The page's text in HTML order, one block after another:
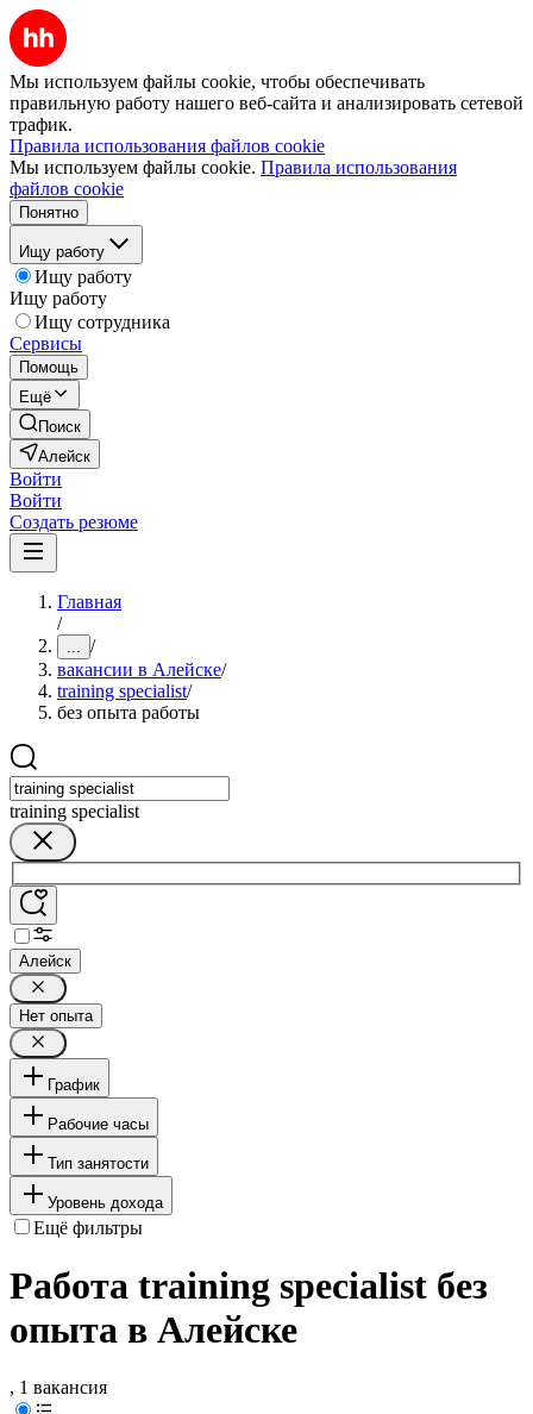
Мы используем файлы cookie, чтобы обеспечивать
правильную работу нашего веб-сайта и анализировать сетевой
трафик.
Правила использования файлов cookie
Мы используем файлы cookie. Правила использования
файлов cookie
Понятно
Ищу работу
Ищу работу
Ищу работу
Ищу сотрудника
Сервисы
Помощь
Ещё
Поиск
Алейск
Войти
Войти
Создать резюме
Главная
/
... /
вакансии в Алейске/
training specialist/
без опыта работы
training specialist
Алейск
Нет опыта
График
Рабочие часы
Тип занятости
Уровень дохода
Ещё фильтры
Работа training specialist без
опыта в Алейске
, 1 вакансия